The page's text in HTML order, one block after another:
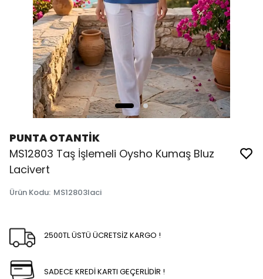
PUNTA OTANTİK
MS12803 Taş İşlemeli Oysho Kumaş Bluz
Lacivert
Ürün Kodu: MS12803laci
2500TL ÜSTÜ ÜCRETSİZ KARGO !
SADECE KREDİ KARTI GEÇERLİDİR !